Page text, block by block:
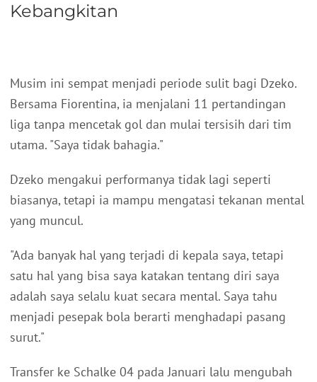
Kebangkitan
Musim ini sempat menjadi periode sulit bagi Dzeko.
Bersama Fiorentina, ia menjalani 11 pertandingan
liga tanpa mencetak gol dan mulai tersisih dari tim
utama. "Saya tidak bahagia."
Dzeko mengakui performanya tidak lagi seperti
biasanya, tetapi ia mampu mengatasi tekanan mental
yang muncul.
"Ada banyak hal yang terjadi di kepala saya, tetapi
satu hal yang bisa saya katakan tentang diri saya
adalah saya selalu kuat secara mental. Saya tahu
menjadi pesepak bola berarti menghadapi pasang
surut."
Transfer ke Schalke 04 pada Januari lalu mengubah